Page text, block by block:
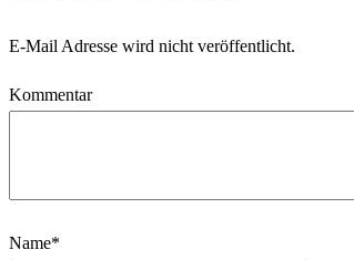
E-Mail Adresse wird nicht veröffentlicht.
Kommentar
Name*